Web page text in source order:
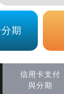
期
信用卡支付
與分期